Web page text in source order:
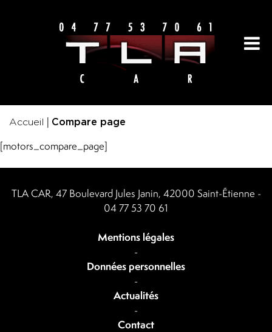
Accueil | Compare page
[motors_compare_page]
TLA CAR, 47 Boulevard Jules Janin, 42000 Saint-Étienne -
04 77 53 70 61
Mentions légales
-
Données personnelles
-
Actualités
-
Contact